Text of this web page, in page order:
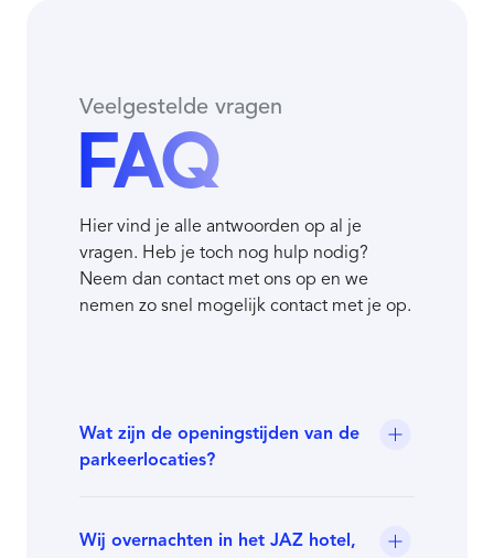
Veelgestelde vragen
FAQ
Hier vind je alle antwoorden op al je
vragen. Heb je toch nog hulp nodig?
Neem dan contact met ons op en we
nemen zo snel mogelijk contact met je op.
Wat zijn de openingstijden van de
parkeerlocaties?
Wij overnachten in het JAZ hotel,